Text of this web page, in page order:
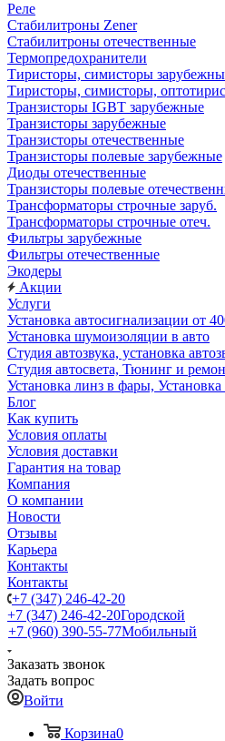
Реле
Стабилитроны Zener
Стабилитроны отечественные
Термопредохранители
Тиристоры, симисторы
Тиристоры, симисторы,
Транзисторы IGBT зарубежные
Транзисторы зарубежные
Транзисторы отечественные
Транзисторы полевые зарубежные
Диоды отечественные
Транзисторы полевые
Трансформаторы строчные заруб.
Трансформаторы строчные отеч.
Фильтры зарубежные
Фильтры отечественные
Экодеры
Акции
Услуги
Установка автосигнализации от
Установка шумоизоляции в авто
Студия автозвука, установка
Студия автосвета, Тюнинг и
Установка линз в фары,
Блог
Как купить
Условия оплаты
Условия доставки
Гарантия на товар
Компания
О компании
Новости
Отзывы
Карьера
Контакты
Контакты
+7 (347) 246-42-20
+7 (347) 246-42-20Городской
+7 (960) 390-55-77Мобильный
Заказать звонок
Задать вопрос
Войти
Корзина0